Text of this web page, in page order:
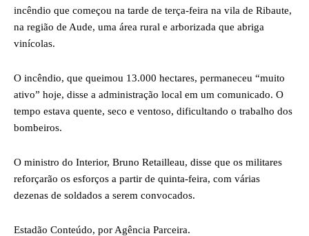
incêndio que começou na tarde de terça-feira na vila de Ribaute,
na região de Aude, uma área rural e arborizada que abriga
vinícolas.
O incêndio, que queimou 13.000 hectares, permaneceu “muito
ativo” hoje, disse a administração local em um comunicado. O
tempo estava quente, seco e ventoso, dificultando o trabalho dos
bombeiros.
O ministro do Interior, Bruno Retailleau, disse que os militares
reforçarão os esforços a partir de quinta-feira, com várias
dezenas de soldados a serem convocados.
Estadão Conteúdo, por Agência Parceira.